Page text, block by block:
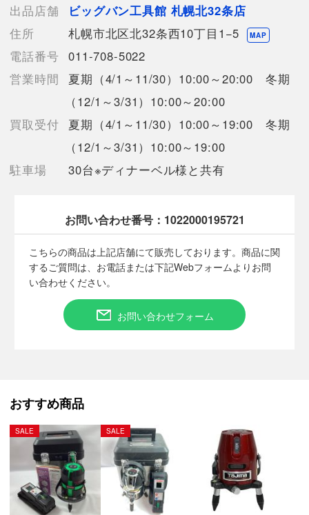
【こちらの商品は在庫連動システムを導入し、店頭や他ネットシ
ョップと併売を行なっておりますが、タイミングによりシステム
の反映が間に合わず欠品となってしまう場合がございます。
売切れの場合は、ご購入をキャンセルさせていただく場合がござ
います。】
【備考/コメント】
・使用にともなう若干のキズ、汚れはございますが、大きなダメ
ージは無い状態です。
・目に見て分かる大きなキズや汚れなどは見受けられないお品物
ですが、見落としがあるかもしれません。
中古品のため傷、汚れが御座います。
通電のみ確認済み。
実際の作業手順に沿った動作確認は環境がない為、行っておりま
せんのでご了承下さい。
■状態等は画像をご確認・ご参照下さい。
行なっております。
評価ご不要のお客様は、ご落札・ご購入をお控えください。
■弊社（株式会社オカモト）を装った偽装サイトにご注意くださ
弊社（株式会社オカモト）の商品画像や文章を無断盗用した『偽
装サイト』を確認しておりますが、
当店とは一切関係がございませんのでご注意ください。
出品店舗
ビッグバン工具館 札幌北32条店
住所
札幌市北区北32条西10丁目1−5 MAP
電話番号 011-708-5022
営業時間
夏期（4/1～11/30）10:00～20:00 冬期
（12/1～3/31）10:00～20:00
買取受付
夏期（4/1～11/30）10:00～19:00 冬期
（12/1～3/31）10:00～19:00
駐車場
30台※ディナーベル様と共有
お問い合わせ番号： 1022000195721
こちらの商品は上記店舗にて販売しております。商品に関
するご質問は、お電話または下記Webフォームよりお問
い合わせください。
お問い合わせフォーム
おすすめ商品
SALE SALE